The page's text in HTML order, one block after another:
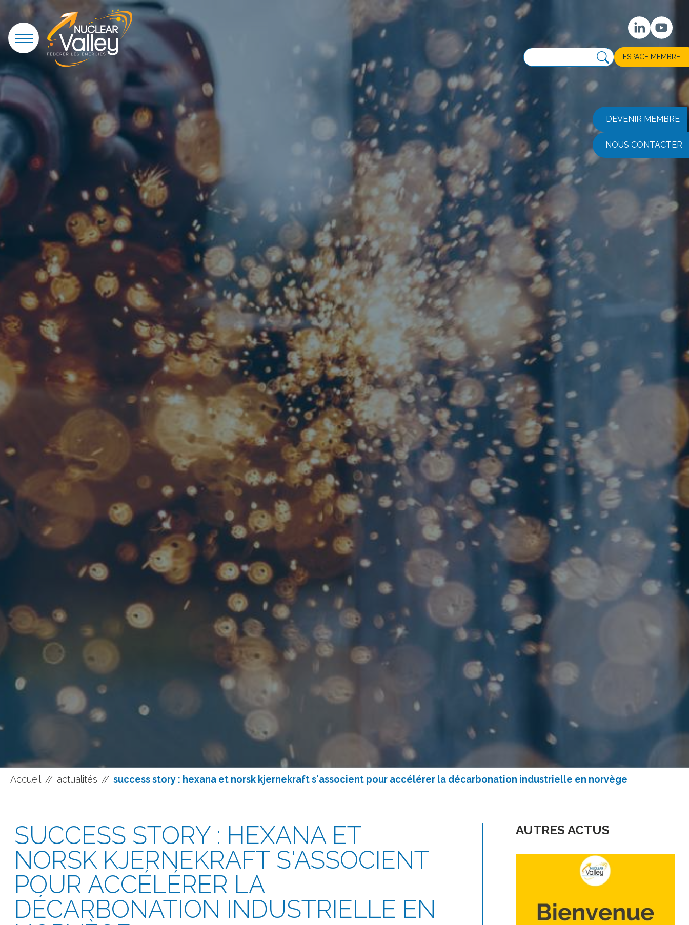
DEVENIR MEMBRE
NOUS CONTACTER
ESPACE MEMBRE
Accueil // actualités // success story : hexana et norsk kjernekraft s'associent pour accélérer la décarbonation industrielle en norvège
SUCCESS STORY : HEXANA ET
NORSK KJERNEKRAFT S'ASSOCIENT
POUR ACCÉLÉRER LA
DÉCARBONATION INDUSTRIELLE EN
AUTRES ACTUS
Panneau de gestion des cookies